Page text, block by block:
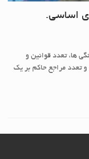
اساسی.
ها، تعدد قوانین و
و تعدد مراجع حاکم بر یک